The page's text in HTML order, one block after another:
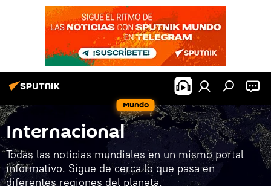
Mundo
Internacional
Todas las noticias mundiales en un mismo portal
informativo. Sigue de cerca lo que pasa en
diferentes regiones del planeta.